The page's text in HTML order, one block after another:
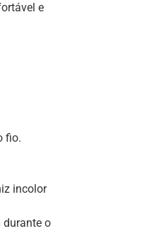
e
fio.
incolor
durante o